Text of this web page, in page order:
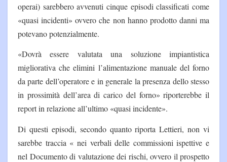
operai) sarebbero avvenuti cinque episodi classificati come
«quasi incidenti» ovvero che non hanno prodotto danni ma
potevano potenzialmente.
«Dovrà essere valutata una soluzione impiantistica
migliorativa che elimini l’alimentazione manuale del forno
da parte dell’operatore e in generale la presenza dello stesso
in prossimità dell’area di carico del forno» riporterebbe il
report in relazione all’ultimo «quasi incidente».
Di questi episodi, secondo quanto riporta Lettieri, non vi
sarebbe traccia « nei verbali delle commissioni ispettive e
nel Documento di valutazione dei rischi, ovvero il prospetto